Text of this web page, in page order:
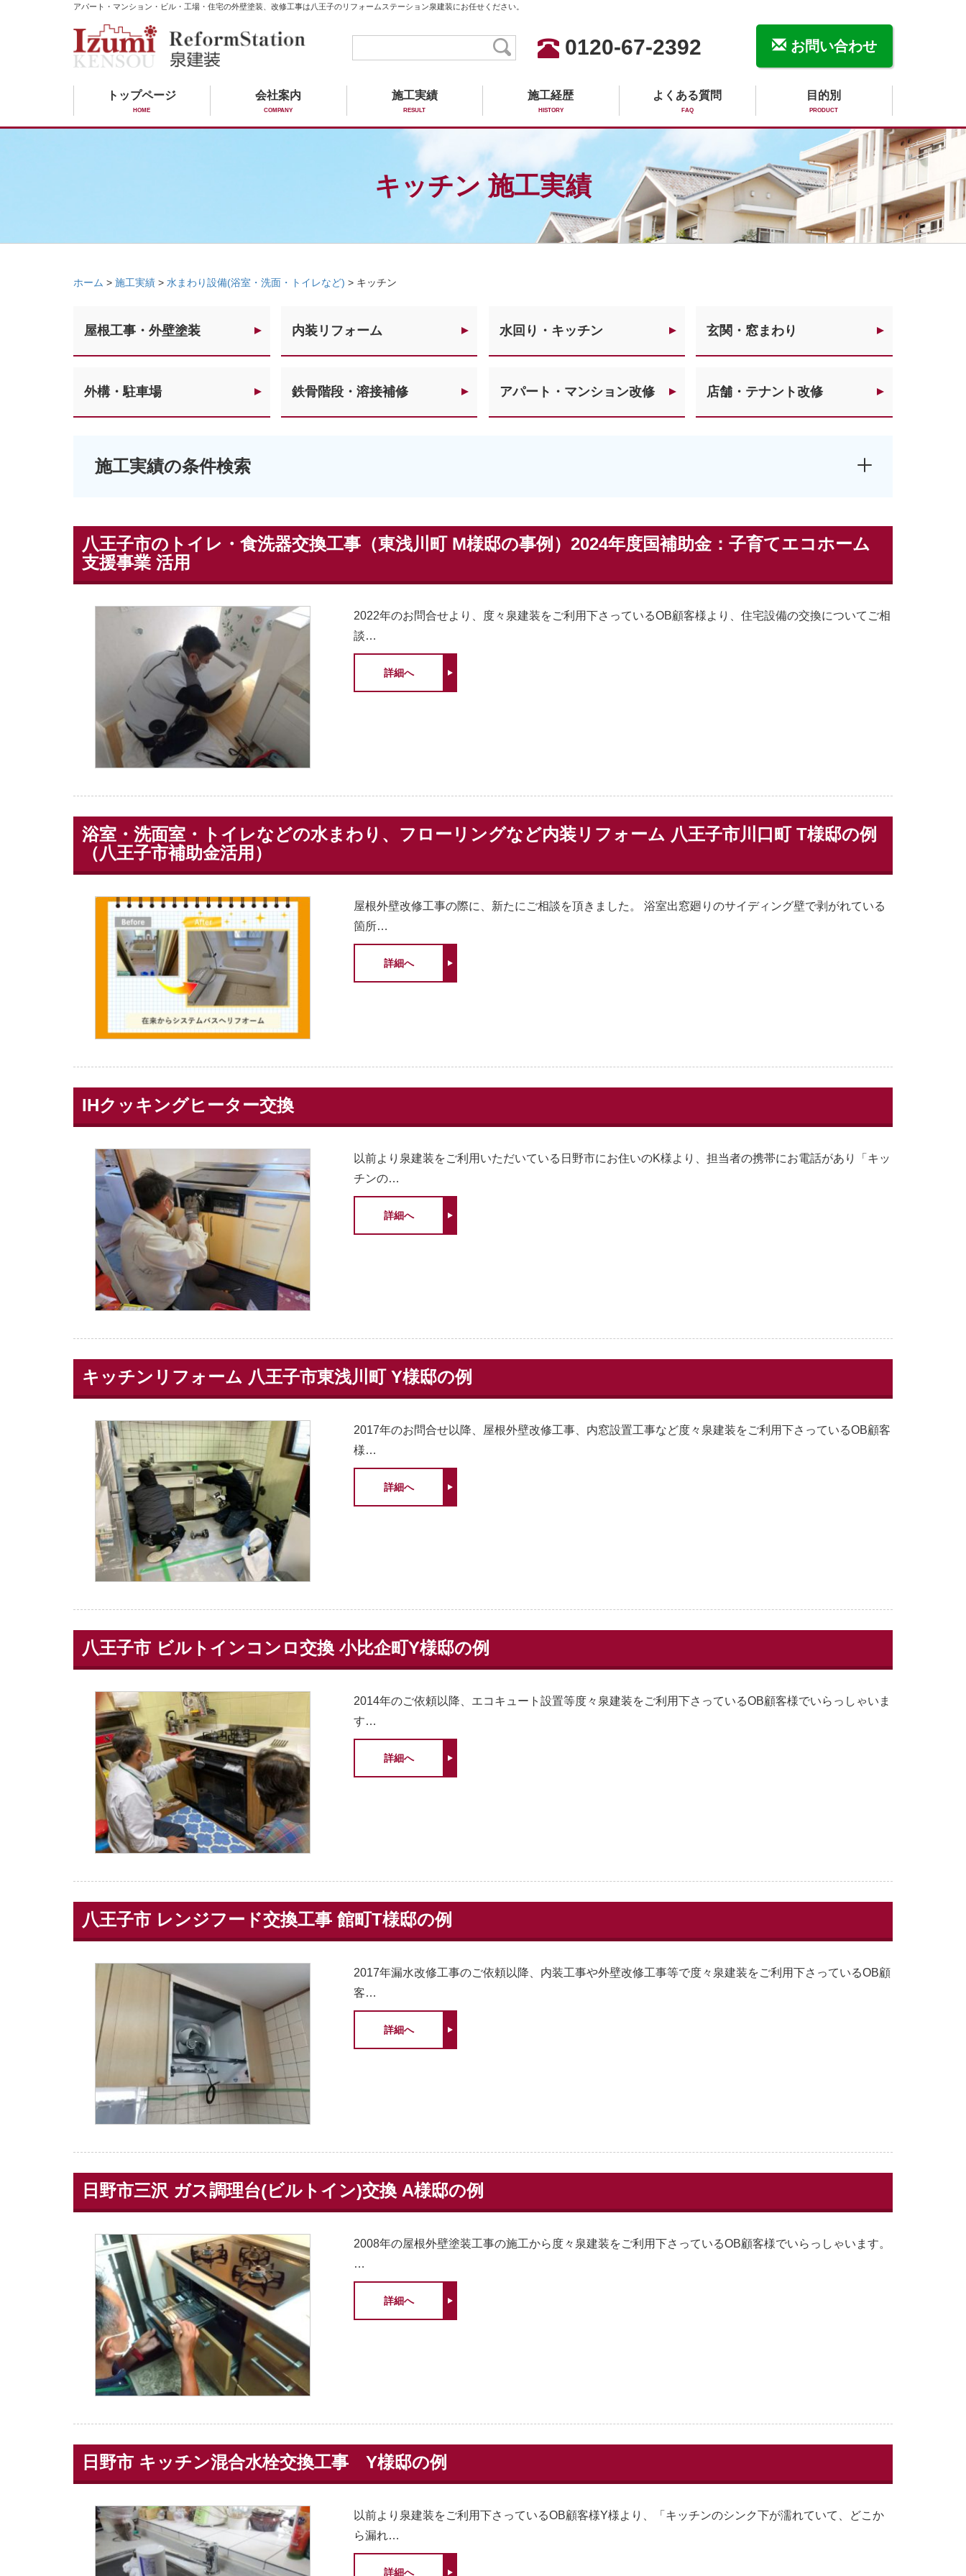
アパート・マンション・ビル・工場・住宅の外壁塗装、改修工事は八王子のリフォームステーション泉建装にお任せください。
お問い合わせ
0120-67-2392
トップページ
HOME
会社案内
COMPANY
施工実績
RESULT
施工経歴
HISTORY
よくある質問
FAQ
目的別
PRODUCT
キッチン 施工実績
ホーム > 施工実績 > 水まわり設備(浴室・洗面・トイレなど) > キッチン
屋根工事・外壁塗装 内装リフォーム 水回り・キッチン 玄関・窓まわり
外構・駐車場 鉄骨階段・溶接補修 アパート・マンション改修 店舗・テナント改修
施工実績の条件検索
八王子市のトイレ・食洗器交換工事（東浅川町 M様邸の事例）2024年度国補助金：子育てエコホーム
支援事業 活用
2022年のお問合せより、度々泉建装をご利用下さっているOB顧客様より、住宅設備の交換についてご相
談…
詳細へ
浴室・洗面室・トイレなどの水まわり、フローリングなど内装リフォーム 八王子市川口町 T様邸の例
（八王子市補助金活用）
屋根外壁改修工事の際に、新たにご相談を頂きました。 浴室出窓廻りのサイディング壁で剥がれている
箇所…
詳細へ
IHクッキングヒーター交換
以前より泉建装をご利用いただいている日野市にお住いのK様より、担当者の携帯にお電話があり「キッ
チンの…
詳細へ
キッチンリフォーム 八王子市東浅川町 Y様邸の例
2017年のお問合せ以降、屋根外壁改修工事、内窓設置工事など度々泉建装をご利用下さっているOB顧客
様…
詳細へ
八王子市 ビルトインコンロ交換 小比企町Y様邸の例
2014年のご依頼以降、エコキュート設置等度々泉建装をご利用下さっているOB顧客様でいらっしゃいま
す…
詳細へ
八王子市 レンジフード交換工事 館町T様邸の例
2017年漏水改修工事のご依頼以降、内装工事や外壁改修工事等で度々泉建装をご利用下さっているOB顧
客…
詳細へ
日野市三沢 ガス調理台(ビルトイン)交換 A様邸の例
2008年の屋根外壁塗装工事の施工から度々泉建装をご利用下さっているOB顧客様でいらっしゃいます。
…
詳細へ
日野市 キッチン混合水栓交換工事 Y様邸の例
以前より泉建装をご利用下さっているOB顧客様Y様より、「キッチンのシンク下が濡れていて、どこか
ら漏れ…
詳細へ